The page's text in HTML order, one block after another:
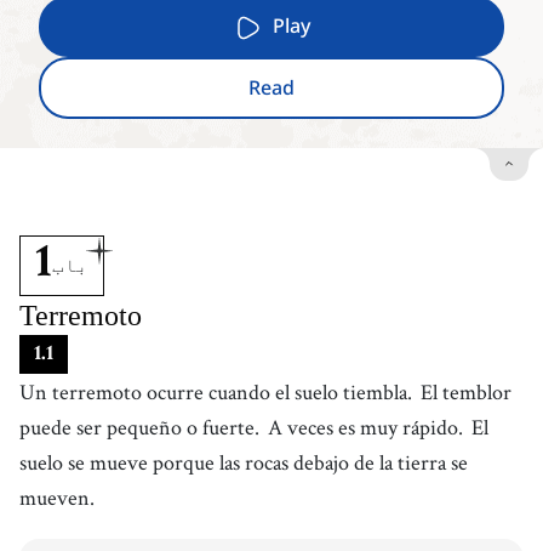
Play
Read
1باب
Terremoto
1.1
Un terremoto ocurre cuando el suelo tiembla. El temblor
puede ser pequeño o fuerte. A veces es muy rápido. El
suelo se mueve porque las rocas debajo de la tierra se
mueven.